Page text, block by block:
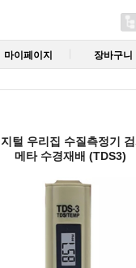
마이페이지 장바구니
털 우리집 수질측정기 검
메타 수경재배 (TDS3)